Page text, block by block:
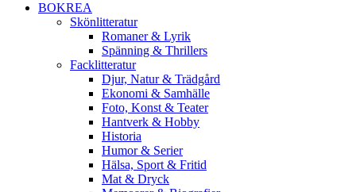
BOKREA
Skönlitteratur
Romaner & Lyrik
Spänning & Thrillers
Facklitteratur
Djur, Natur & Trädgård
Ekonomi & Samhälle
Foto, Konst & Teater
Hantverk & Hobby
Historia
Humor & Serier
Hälsa, Sport & Fritid
Mat & Dryck